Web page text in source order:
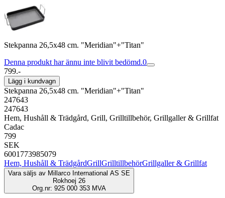
Stekpanna 26,5x48 cm. "Meridian"+"Titan"
Denna produkt har ännu inte blivit bedömd.0
799.-
Lägg i kundvagn
Stekpanna 26,5x48 cm. "Meridian"+"Titan"
247643
247643
Hem, Hushåll & Trädgård, Grill, Grilltillbehör, Grillgaller & Grillfat
Cadac
799
SEK
6001773985079
Hem, Hushåll & TrädgårdGrillGrilltillbehörGrillgaller & Grillfat
Vara säljs av Millarco International AS SE
Rokhoej 26
Org.nr: 925 000 353 MVA